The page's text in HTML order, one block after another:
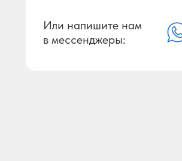
Или напишите нам
в мессенджеры: